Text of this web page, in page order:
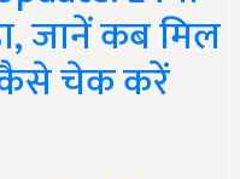
जानें कब मिल
कैसे चेक करें